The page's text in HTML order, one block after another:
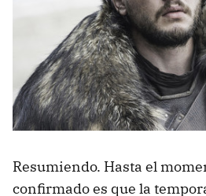
Resumiendo. Hasta el
confirmado es que la